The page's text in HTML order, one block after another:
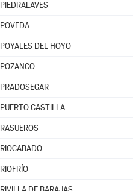
PIEDRALAVES
POVEDA
POYALES DEL HOYO
POZANCO
PRADOSEGAR
PUERTO CASTILLA
RASUEROS
RIOCABADO
RIOFRÍO